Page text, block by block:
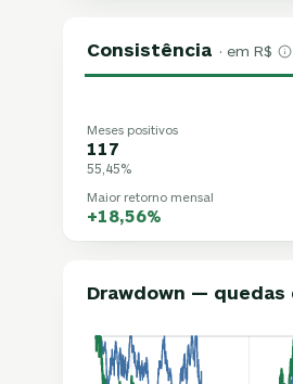
Consistência · em R$
Meses positivos
117
55,45%
Maior retorno mensal
+18,56%
Drawdown —